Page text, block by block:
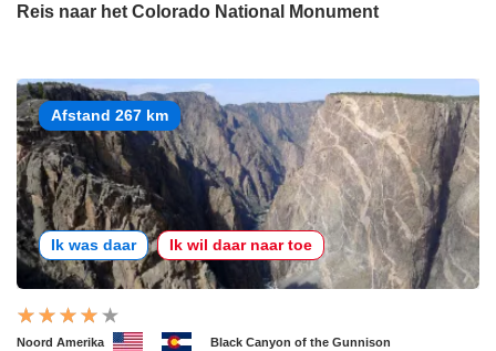
Reis naar het Colorado National Monument
Afstand 267 km
Ik was daar Ik wil daar naar toe
Noord Amerika Black Canyon of the Gunnison